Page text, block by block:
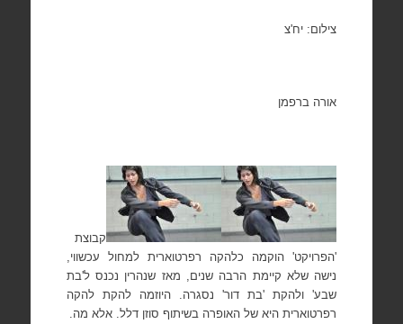
צילום: יח'צ
אורה ברפמן
קבוצת
'הפרויקט' הוקמה כלהקה רפרטוארית למחול עכשווי,
נישה שלא קיימת הרבה שנים, מאז שנהרין נכנס ל'בת
שבע' ולהקת 'בת דור' נסגרה. היוזמה להקת להקה
רפרטוארית היא של האופרה בשיתוף סוזן דלל. אלא מה.